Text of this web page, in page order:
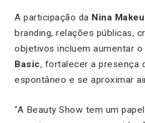
A participação da Nina
branding, relações públicas,
objetivos incluem aumentar
Basic, fortalecer a presença
espontâneo e se aproximar
“A Beauty Show tem um